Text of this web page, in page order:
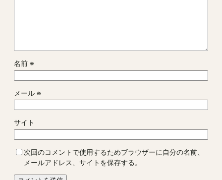
名前 ※
メール ※
サイト
次回のコメントで使用するためブラウザーに自分の名前、
メールアドレス、サイトを保存する。